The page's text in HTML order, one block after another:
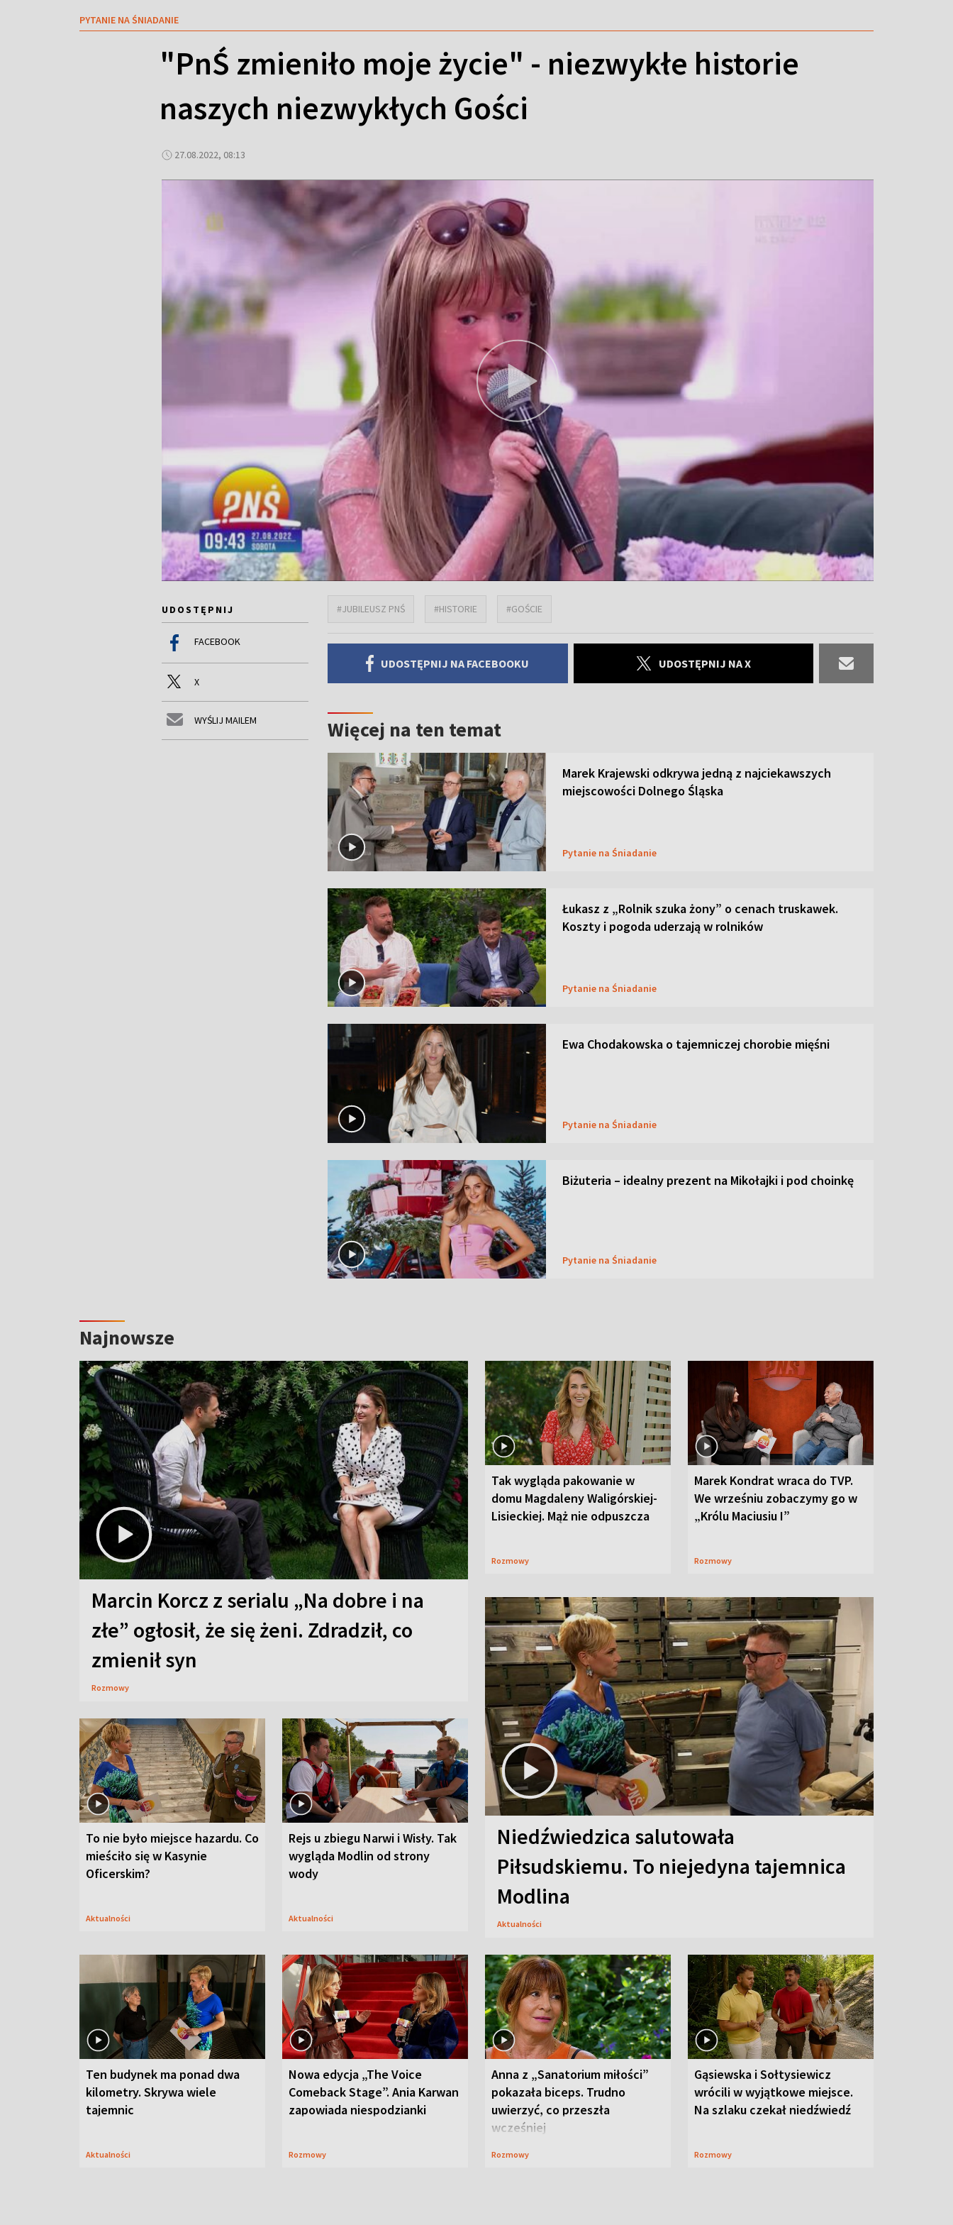
PYTANIE NA ŚNIADANIE
"PnŚ zmieniło moje życie" - niezwykłe historie
naszych niezwykłych Gości
27.08.2022, 08:13
UDOSTĘPNIJ
FACEBOOK
X
WYŚLIJ MAILEM
#JUBILEUSZ PNŚ #HISTORIE #GOŚCIE
UDOSTĘPNIJ NA FACEBOOKU UDOSTĘPNIJ NA X
Więcej na ten temat
Marek Krajewski odkrywa jedną z najciekawszych
miejscowości Dolnego Śląska
Pytanie na Śniadanie
Łukasz z „Rolnik szuka żony” o cenach truskawek.
Koszty i pogoda uderzają w rolników
Pytanie na Śniadanie
Ewa Chodakowska o tajemniczej chorobie mięśni
Pytanie na Śniadanie
Biżuteria – idealny prezent na Mikołajki i pod choinkę
Pytanie na Śniadanie
Najnowsze
Marcin Korcz z serialu „Na dobre i na
złe” ogłosił, że się żeni. Zdradził, co
zmienił syn
Rozmowy
Tak wygląda pakowanie w
domu Magdaleny Waligórskiej-
Lisieckiej. Mąż nie odpuszcza
Rozmowy
Marek Kondrat wraca do TVP.
We wrześniu zobaczymy go w
„Królu Maciusiu I”
Rozmowy
To nie było miejsce hazardu. Co
mieściło się w Kasynie
Oficerskim?
Aktualności
Rejs u zbiegu Narwi i Wisły. Tak
wygląda Modlin od strony
wody
Aktualności
Niedźwiedzica salutowała
Piłsudskiemu. To niejedyna tajemnica
Modlina
Aktualności
Ten budynek ma ponad dwa
kilometry. Skrywa wiele
tajemnic
Aktualności
Nowa edycja „The Voice
Comeback Stage”. Ania Karwan
zapowiada niespodzianki
Rozmowy
Anna z „Sanatorium miłości”
pokazała biceps. Trudno
uwierzyć, co przeszła
wcześniej
Rozmowy
Gąsiewska i Sołtysiewicz
wrócili w wyjątkowe miejsce.
Na szlaku czekał niedźwiedź
Rozmowy